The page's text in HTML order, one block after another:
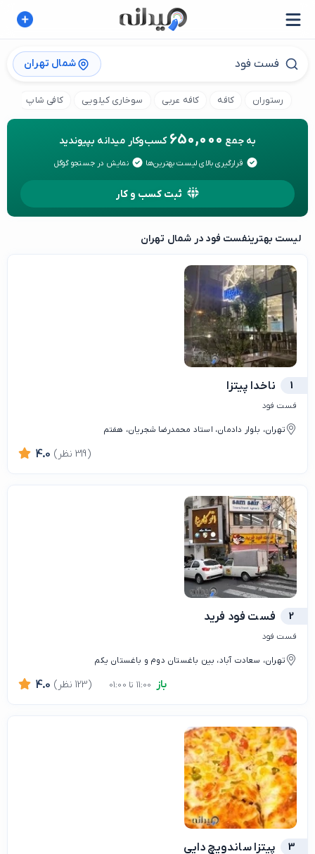
شمال تهران
رستوران کافه کافه عربی سوخاری کیلویی کافی شاپ
به جمع 650,000 کسب‌وکار میدانه بپیوندید
قرارگیری بالای لیست بهترین‌ها نمایش در جستجو گوگل
ثبت کسب و کار
لیست بهترینفست فود در شمال تهران
1 ناخدا پیتزا
فست فود
تهران، بلوار دادمان، استاد محمدرضا شجریان، هفتم
4.0 (319 نظر)
2 فست فود فرید
فست فود
تهران، سعادت آباد، بین باغستان دوم و باغستان یکم
باز 4.0 (123 نظر)
3 پیتزا ساندویچ دایی